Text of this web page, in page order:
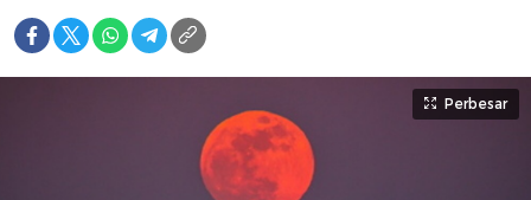
Perbesar